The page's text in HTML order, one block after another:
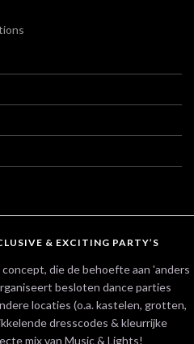
& EXCITING PARTY’S
die de behoefte aan 'anders
besloten dance parties
locaties (o.a. kastelen, grotten,
dresscodes & kleurrijke
mix van Music & Lights!